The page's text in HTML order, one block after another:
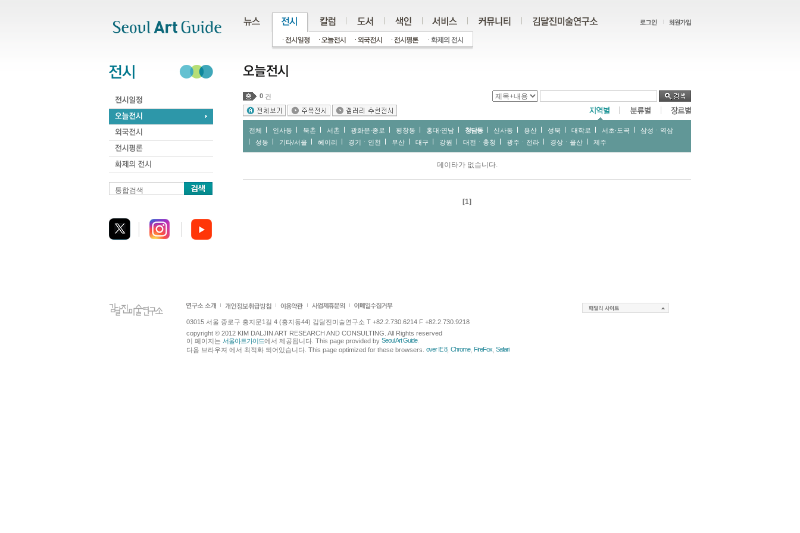
통합검색
0 건
전체 인사동 북촌 서촌 광화문∙종로 평창동 홍대∙연남 청담동 신사동 용산 성북 대학로 서초∙도곡
삼성ㆍ역삼
성동
기타/서울 헤이리 경기ㆍ인천 부산 대구 강원 대전ㆍ충청 광주ㆍ전라 경상ㆍ울산 제주
데이타가 없습니다.
[1]
03015 서울 종로구 홍지문1길 4 (홍지동44) 김달진미술연구소 T +82.2.730.6214 F +82.2.730.9218
copyright © 2012 KIM DALJIN ART RESEARCH AND CONSULTING. All Rights reserved
이 페이지는 서울아트가이드에서 제공됩니다. This page provided by Seoul Art Guide.
다음 브라우져 에서 최적화 되어있습니다. This page optimized for these browsers. over IE 8, Chrome, FireFox Safari